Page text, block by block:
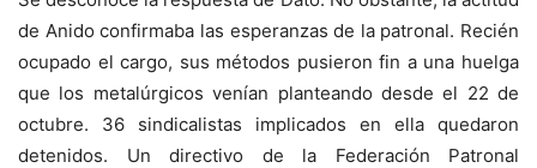
de Anido confirmaba las esperanzas de la patronal. Recién
ocupado el cargo, sus métodos pusieron fin a una huelga
que los metalúrgicos venían planteando desde el 22 de
octubre. 36 sindicalistas implicados en ella quedaron
detenidos. Un directivo de la Federación Patronal